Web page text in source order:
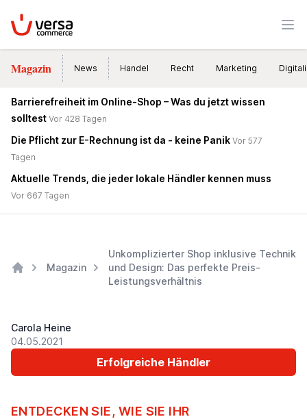
VersaCommerce
Magazin News Handel Recht Marketing
Barrierefreiheit im Online-Shop – Was du jetzt wissen
solltest Vor 428 Tagen
Die Pflicht zur E-Rechnung ist da - keine Panik Vor 577
Tagen
Aktuelle Trends, die jeder lokale Händler kennen muss
Vor 667 Tagen
Magazin
Unkomplizierter Shop inklusive Technik
und Design: Das perfekte Preis-
Leistungsverhältnis
Erfolgreiche Händler
Carola Heine
04.05.2021
ENTDECKEN SIE, WIE SIE IHR